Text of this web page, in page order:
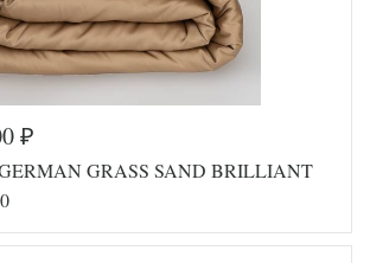
806
24200
Сатин
₽
GRASS SAND BRILLIANT